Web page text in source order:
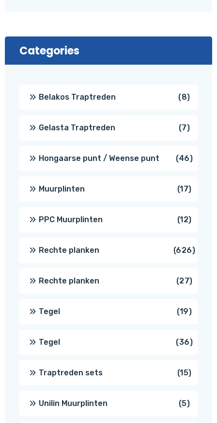
Categories
Belakos Traptreden 88
Gelasta Traptreden 77
Hongaarse punt / Weense punt 4646
Muurplinten 1717
PPC Muurplinten 1212
Rechte planken 626626
Rechte planken 2727
Tegel 1919
Tegel 3636
Traptreden sets 1515
Unilin Muurplinten 55